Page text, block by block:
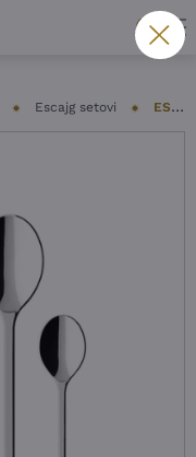
Escajg setovi ESCAJG 30 DELOVA VILLEROY&BOCH – AFINA